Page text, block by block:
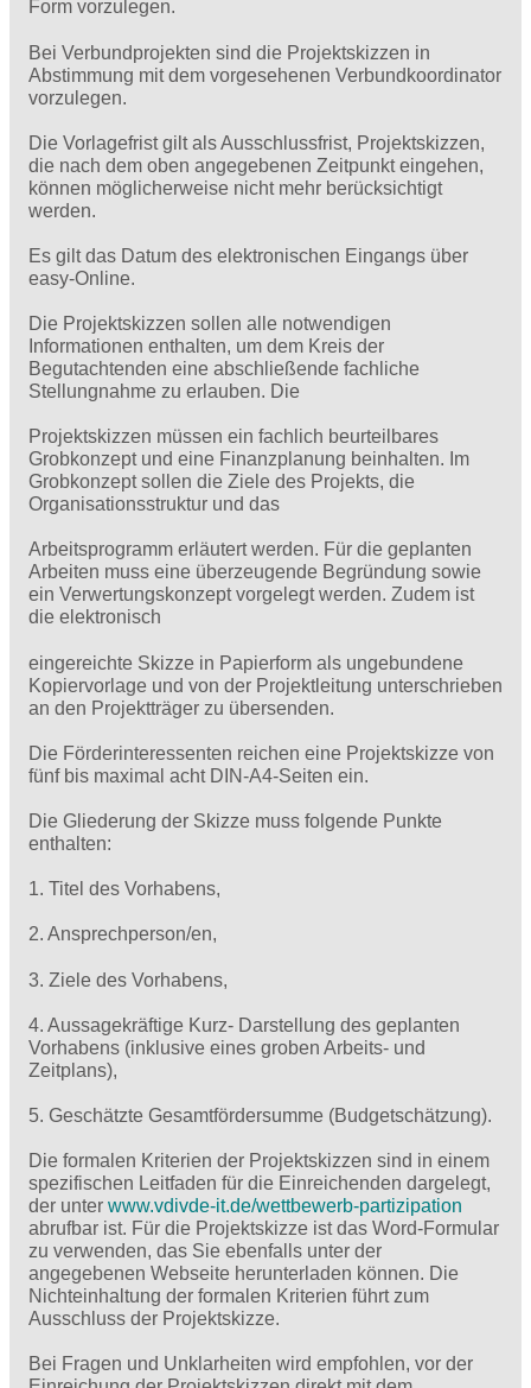
Form vorzulegen.
Bei Verbundprojekten sind die Projektskizzen in
Abstimmung mit dem vorgesehenen Verbundkoordinator
vorzulegen.
Die Vorlagefrist gilt als Ausschlussfrist, Projektskizzen,
die nach dem oben angegebenen Zeitpunkt eingehen,
können möglicherweise nicht mehr berücksichtigt
werden.
Es gilt das Datum des elektronischen Eingangs über
easy-Online.
Die Projektskizzen sollen alle notwendigen
Informationen enthalten, um dem Kreis der
Begutachtenden eine abschließende fachliche
Stellungnahme zu erlauben. Die
Projektskizzen müssen ein fachlich beurteilbares
Grobkonzept und eine Finanzplanung beinhalten. Im
Grobkonzept sollen die Ziele des Projekts, die
Organisationsstruktur und das
Arbeitsprogramm erläutert werden. Für die geplanten
Arbeiten muss eine überzeugende Begründung sowie
ein Verwertungskonzept vorgelegt werden. Zudem ist
die elektronisch
eingereichte Skizze in Papierform als ungebundene
Kopiervorlage und von der Projektleitung unterschrieben
an den Projektträger zu übersenden.
Die Förderinteressenten reichen eine Projektskizze von
fünf bis maximal acht DIN-A4-Seiten ein.
Die Gliederung der Skizze muss folgende Punkte
enthalten:
1. Titel des Vorhabens,
2. Ansprechperson/en,
3. Ziele des Vorhabens,
4. Aussagekräftige Kurz- Darstellung des geplanten
Vorhabens (inklusive eines groben Arbeits- und
Zeitplans),
5. Geschätzte Gesamtfördersumme (Budgetschätzung).
Die formalen Kriterien der Projektskizzen sind in einem
spezifischen Leitfaden für die Einreichenden dargelegt,
der unter www.vdivde-it.de/wettbewerb-partizipation
abrufbar ist. Für die Projektskizze ist das Word-Formular
zu verwenden, das Sie ebenfalls unter der
angegebenen Webseite herunterladen können. Die
Nichteinhaltung der formalen Kriterien führt zum
Ausschluss der Projektskizze.
Bei Fragen und Unklarheiten wird empfohlen, vor der